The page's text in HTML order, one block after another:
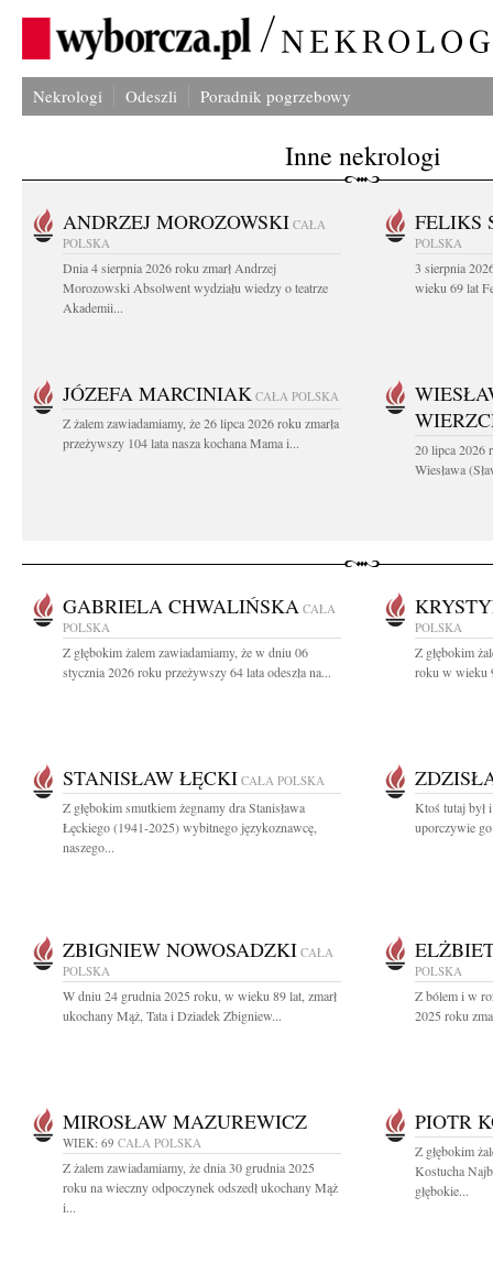
Nekrologi Odeszli Poradnik pogrzebowy
Inne nekrologi
ANDRZEJ MOROZOWSKI CAŁA
POLSKA
Dnia 4 sierpnia 2026 roku zmarł Andrzej
Morozowski Absolwent wydziału wiedzy o teatrze
Akademii...
FELIKS
POLSKA
3 sierpnia
wieku 69 lat
JÓZEFA MARCINIAK CAŁA POLSKA
Z żalem zawiadamiamy, że 26 lipca 2026 roku zmarła
przeżywszy 104 lata nasza kochana Mama i...
20 lipca 2026
Wiesława
GABRIELA CHWALIŃSKA CAŁA
POLSKA
Z głębokim żalem zawiadamiamy, że w dniu 06
stycznia 2026 roku przeżywszy 64 lata odeszła na...
POLSKA
Z głębokim
roku w wieku
STANISŁAW ŁĘCKI CAŁA POLSKA
Z głębokim smutkiem żegnamy dra Stanisława
Łęckiego (1941-2025) wybitnego językoznawcę,
naszego...
Ktoś tutaj był
uporczywie
ZBIGNIEW NOWOSADZKI CAŁA
POLSKA
W dniu 24 grudnia 2025 roku, w wieku 89 lat, zmarł
ukochany Mąż, Tata i Dziadek Zbigniew...
POLSKA
Z bólem i w
2025 roku
MIROSŁAW MAZUREWICZ
WIEK: 69 CAŁA POLSKA
Z żalem zawiadamiamy, że dnia 30 grudnia 2025
roku na wieczny odpoczynek odszedł ukochany Mąż
i...
PIOTR
Z głębokim
Kostucha
głębokie...